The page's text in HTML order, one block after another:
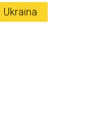
Ukraina